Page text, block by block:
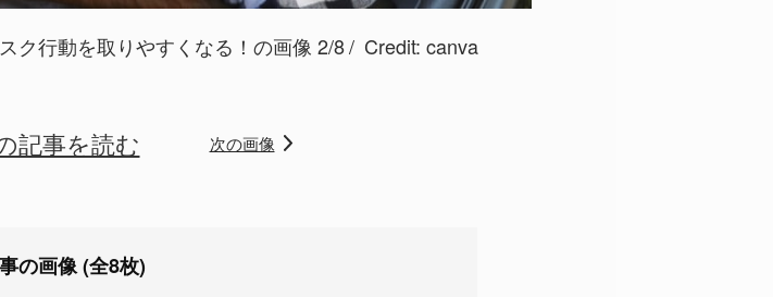
ク行動を取りやすくなる！の画像 2/8 Credit: canva
記事を読む 次の画像
の画像 (全8枚)